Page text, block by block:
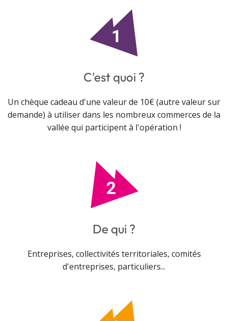
C'est quoi ?
Un chèque cadeau d'une valeur de 10€ (autre valeur sur
demande) à utiliser dans les nombreux commerces de la
vallée qui participent à l'opération !
De qui ?
Entreprises, collectivités territoriales, comités
d'entreprises, particuliers...